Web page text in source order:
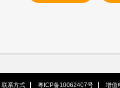
联系方式 粤ICP备10062407号 增值